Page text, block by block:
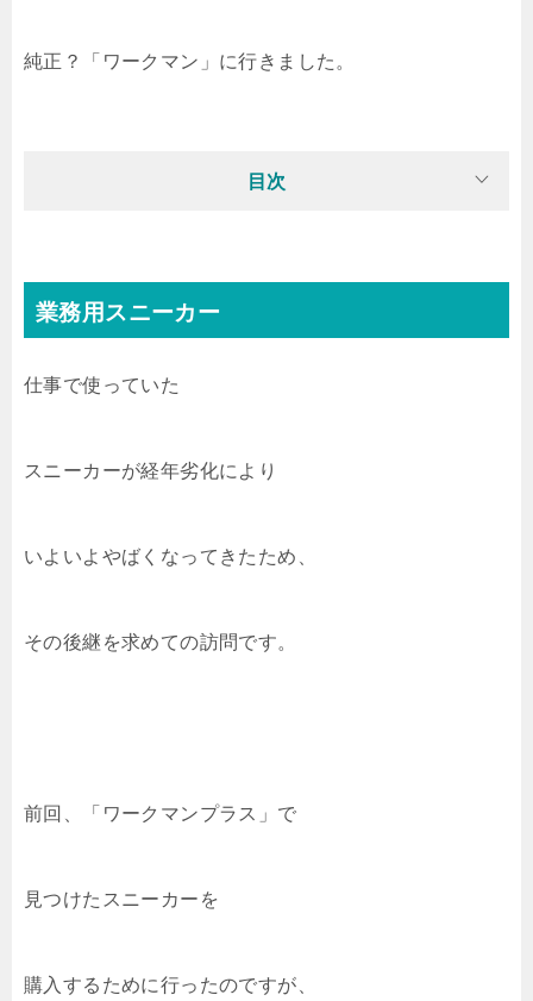
純正？「ワークマン」に行きました。
目次
業務用スニーカー
仕事で使っていた
スニーカーが経年劣化により
いよいよやばくなってきたため、
その後継を求めての訪問です。
前回、「ワークマンプラス」で
見つけたスニーカーを
購入するために行ったのですが、